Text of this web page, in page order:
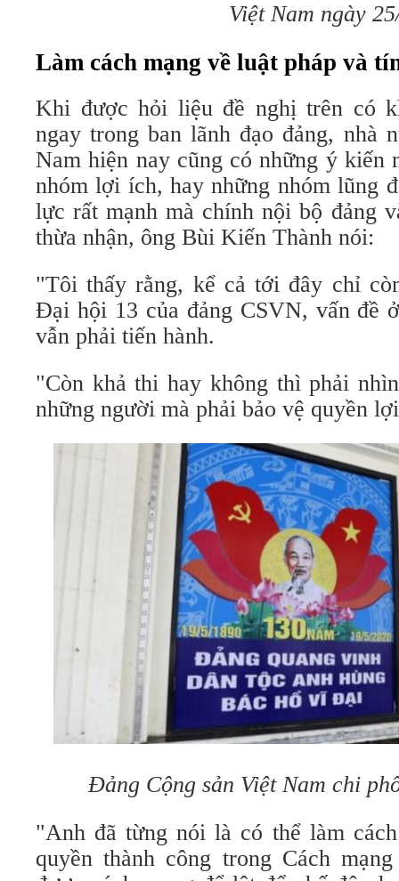
Việt Nam ngày
Làm cách mạng về luật pháp và
Khi được hỏi liệu đề nghị trên có
ngay trong ban lãnh đạo đảng, nhà
Nam hiện nay cũng có những ý kiến
nhóm lợi ích, hay những nhóm lũng
lực rất mạnh mà chính nội bộ đảng
thừa nhận, ông Bùi Kiến Thành nói:
"Tôi thấy rằng, kể cả tới đây chỉ
Đại hội 13 của đảng CSVN, vấn đề
vẫn phải tiến hành.
"Còn khả thi hay không thì phải
những người mà phải bảo vệ quyền
Đảng Cộng sản Việt Nam chi
"Anh đã từng nói là có thể làm
quyền thành công trong Cách